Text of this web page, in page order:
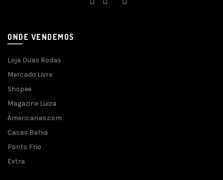
ONDE VENDEMOS
Loja Duas Rodas
Mercado Livre
Shopee
Magazine Luiza
Americanas.com
Casas Bahia
Ponto Frio
Extra